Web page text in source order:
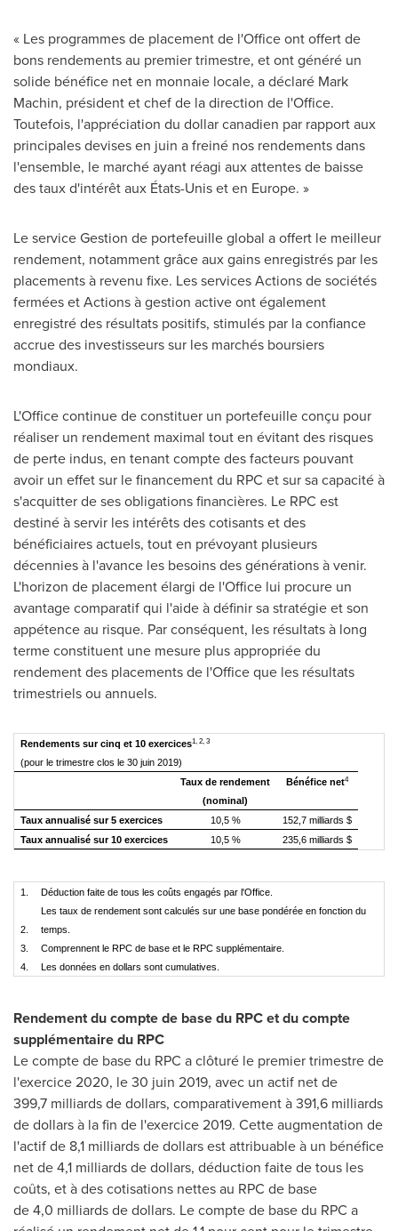
« Les programmes de placement de l'Office ont offert de
bons rendements au premier trimestre, et ont généré un
solide bénéfice net en monnaie locale, a déclaré Mark
Machin, président et chef de la direction de l'Office.
Toutefois, l'appréciation du dollar canadien par rapport aux
principales devises en juin a freiné nos rendements dans
l'ensemble, le marché ayant réagi aux attentes de baisse
des taux d'intérêt aux États-Unis et en Europe. »
Le serviceGestion de portefeuille global a offert le meilleur
rendement, notamment grâce aux gains enregistrés par les
placements à revenu fixe. Les services Actions de sociétés
fermées et Actions à gestion active ont également
enregistré des résultats positifs, stimulés par la confiance
accrue des investisseurs sur les marchés boursiers
mondiaux.
L'Office continue de constituer un portefeuille conçu pour
réaliser un rendement maximal tout en évitant des risques
de perte indus, en tenant compte des facteurs pouvant
avoir un effet sur le financement du RPC et sur sa capacité à
s'acquitter de ses obligations financières. Le RPC est
destiné à servir les intérêts des cotisants et des
bénéficiaires actuels, tout en prévoyant plusieurs
décennies à l'avance les besoins des générations à venir.
L'horizon de placement élargi de l'Office lui procure un
avantage comparatif qui l'aide à définir sa stratégie et son
appétence au risque. Par conséquent, les résultats à long
terme constituent une mesure plus appropriée du
rendement des placements de l'Office que les résultats
trimestriels ou annuels.
Rendements sur cinq et 10 exercices1, 2, 3
(pour le trimestre clos le 30 juin 2019)
Taux de rendement
(nominal)
Bénéfice net4
Taux annualisé sur 5 exercices 10,5 %
152,7 milliards $
Taux annualisé sur 10 exercices
10,5 % 235,6 milliards $
1. Déduction faite de tous les coûts engagés par l'Office.
2.
Les taux de rendement sont calculés sur une base pondérée en fonction du
temps.
3.
Comprennent le RPC de base et le RPC supplémentaire.
4.
Les données en dollars sont cumulatives.
Rendement du compte de base du RPC et du compte
supplémentaire du RPC
Le compte de base du RPC a clôturé le premier trimestre de
l'exercice 2020, le 30 juin 2019, avec un actif net de
399,7 milliards de dollars, comparativement à 391,6 milliards
de dollars à la fin de l'exercice 2019. Cette augmentation de
l'actif de 8,1 milliards de dollars est attribuable à un bénéfice
net de 4,1 milliards de dollars, déduction faite de tous les
coûts, et à des cotisations nettes au RPC de base
de 4,0 milliards de dollars. Le compte de base du RPC a